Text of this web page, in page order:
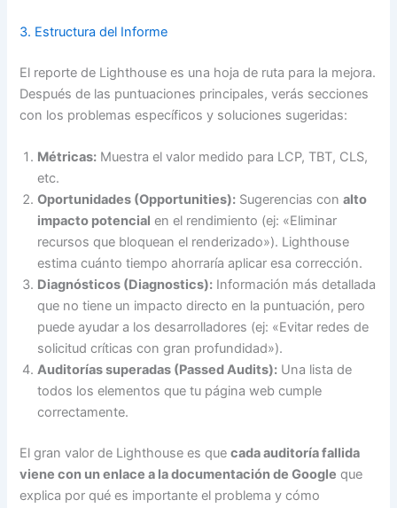
3. Estructura del Informe
El reporte de Lighthouse es una hoja de ruta para la mejora.
Después de las puntuaciones principales, verás secciones
con los problemas específicos y soluciones sugeridas:
Métricas: Muestra el valor medido para LCP, TBT, CLS,
etc.
Oportunidades (Opportunities): Sugerencias conalto
impacto potencial en el rendimiento (ej: «Eliminar
recursos que bloquean el renderizado»). Lighthouse
estima cuánto tiempo ahorraría aplicar esa corrección.
Diagnósticos (Diagnostics): Información más detallada
que no tiene un impacto directo en la puntuación, pero
puede ayudar a los desarrolladores (ej: «Evitar redes de
solicitud críticas con gran profundidad»).
Auditorías superadas (Passed Audits): Una lista de
todos los elementos que tu página web cumple
correctamente.
El gran valor de Lighthouse es quecada auditoría fallida
viene con un enlace a la documentación de Google que
explica por qué es importante el problema y cómo